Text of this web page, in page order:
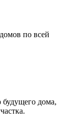
по всей
дома,